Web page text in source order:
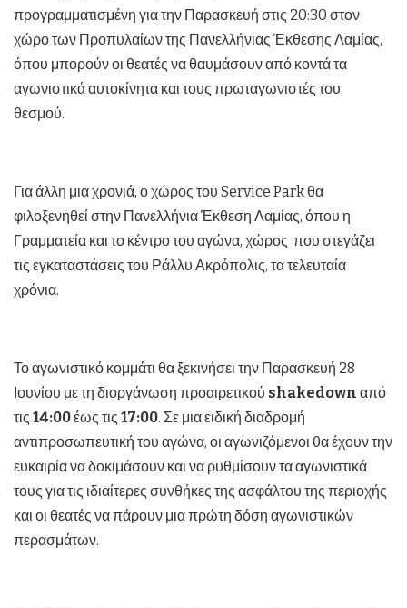
προγραμματισμένη για την Παρασκευή στις 20:30 στον
χώρο των Προπυλαίων της Πανελλήνιας Έκθεσης Λαμίας,
όπου μπορούν οι θεατές να θαυμάσουν από κοντά τα
αγωνιστικά αυτοκίνητα και τους πρωταγωνιστές του
θεσμού.
Για άλλη μια χρονιά, ο χώρος του Service Park θα
φιλοξενηθεί στην Πανελλήνια Έκθεση Λαμίας, όπου η
Γραμματεία και το κέντρο του αγώνα, χώρος που στεγάζει
τις εγκαταστάσεις του Ράλλυ Ακρόπολις, τα τελευταία
χρόνια.
Το αγωνιστικό κομμάτι θα ξεκινήσει την Παρασκευή 28
Ιουνίου με τη διοργάνωση προαιρετικού shakedown από
τις 14:00έως τις 17:00. Σε μια ειδική διαδρομή
αντιπροσωπευτική του αγώνα, οι αγωνιζόμενοι θα έχουν την
ευκαιρία να δοκιμάσουν και να ρυθμίσουν τα αγωνιστικά
τους για τις ιδιαίτερες συνθήκες της ασφάλτου της περιοχής
και οι θεατές να πάρουν μια πρώτη δόση αγωνιστικών
περασμάτων.